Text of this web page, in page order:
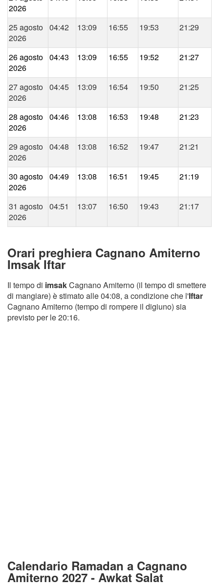
2026
25 agosto
2026
04:42 13:09 16:55 19:53 21:29
26 agosto
2026
04:43 13:09 16:55 19:52 21:27
27 agosto
2026
04:45 13:09 16:54 19:50 21:25
28 agosto
2026
04:46 13:08 16:53 19:48 21:23
29 agosto
2026
04:48 13:08 16:52 19:47 21:21
30 agosto
2026
04:49 13:08 16:51 19:45 21:19
31 agosto
2026
04:51 13:07 16:50 19:43 21:17
Orari preghiera Cagnano Amiterno
Imsak Iftar
Il tempo di imsakCagnano Amiterno (il tempo di smettere
di mangiare) è stimato alle 04:08, a condizione che l'Iftar
Cagnano Amiterno (tempo di rompere il digiuno) sia
previsto per le 20:16.
Calendario Ramadan a Cagnano
Amiterno 2027 - Awkat Salat